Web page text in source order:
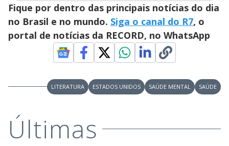
d
e
o
Fique por dentro das principais notícias do dia
no Brasil e no mundo. Siga o canal do R7, o
portal de notícias da RECORD, no WhatsApp
LITERATURA ESTADOS UNIDOS SAÚDE MENTAL SAÚDE
Últimas